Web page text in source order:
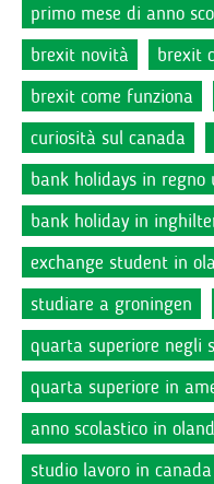
primo mese di anno
brexit novità
brexit
brexit come funziona
curiosità sul canada
bank holidays in regno
bank holiday in
exchange student in
studiare a groningen
quarta superiore negli
quarta superiore in
anno scolastico in
studio lavoro in canada